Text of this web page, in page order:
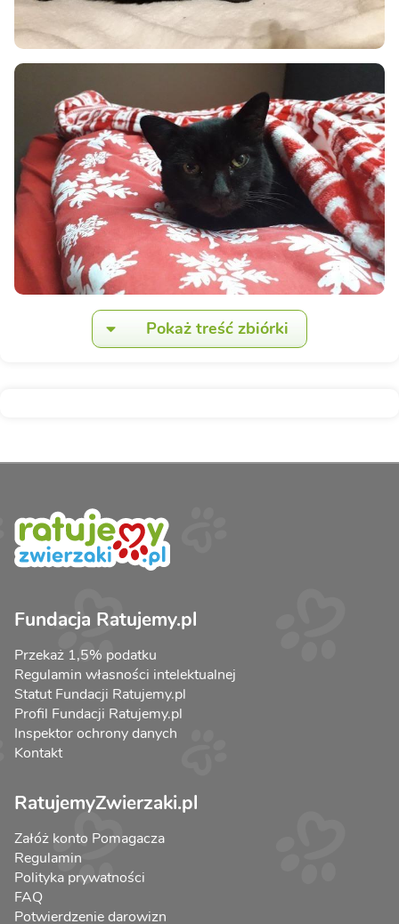
Pokaż treść zbiórki
Fundacja Ratujemy.pl
Przekaż 1,5% podatku
Regulamin własności intelektualnej
Statut Fundacji Ratujemy.pl
Profil Fundacji Ratujemy.pl
Inspektor ochrony danych
Kontakt
RatujemyZwierzaki.pl
Załóż konto Pomagacza
Regulamin
Polityka prywatności
FAQ
Potwierdzenie darowizn